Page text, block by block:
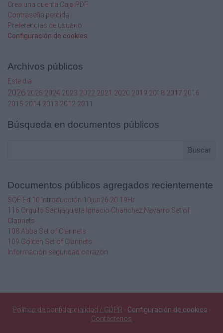










Crea una cuenta Caja PDF
Contraseña perdida
Preferencias de usuario
Configuración de cookies
Archivos públicos
Este dia
2026 2025 2024 2023 2022 2021 2020 2019 2018 2017 2016
2015 2014 2013 2012 2011
Búsqueda en documentos públicos
Buscar
Documentos públicos agregados recientemente
SQF Ed 10 Introducción 10jun26 20.19Hr
116 Orgullo Santiaguista Ignacio Chanchez Navarro Set of
Clarinets
108 Abba Set of Clarinets
109 Golden Set of Clarinets
Información seguridad corazón
Política de confidencialidad / GDPR - Configuración de cookies -
Contáctenos